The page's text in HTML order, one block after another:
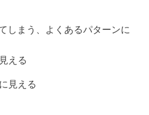
しまう、よくあるパターンに
える
に見える